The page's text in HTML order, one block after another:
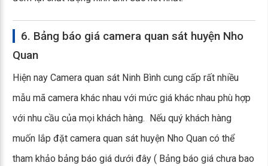
6. Bảng báo giá camera quan sát huyện Nho
Quan
Hiện nay Camera quan sát Ninh Bình cung cấp rất nhiều
mẫu mã camera khác nhau với mức giá khác nhau phù hợp
với nhu cầu của mọi khách hàng. Nếu quý khách hàng
muốn lắp đặt camera quan sát huyện Nho Quan có thể
tham khảo bảng báo giá dưới đây ( Bảng báo giá chưa bao